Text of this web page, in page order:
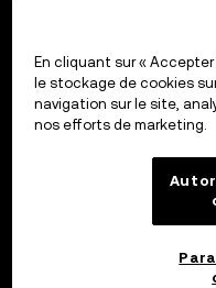
En cliquant sur «
le stockage de cookies
navigation sur le site,
nos efforts de marketing.